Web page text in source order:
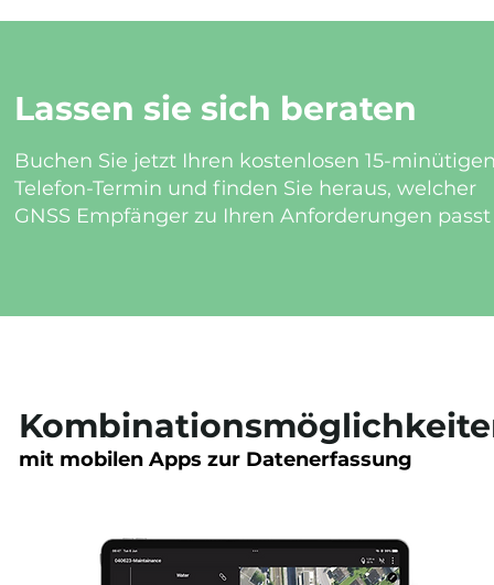
Lassen sie sich beraten
Buchen Sie jetzt Ihren kostenlosen 15-
Telefon-Termin und finden Sie heraus, welcher
GNSS Empfänger zu Ihren Anforderungen passt
mit mobilen Apps zur Datenerfassung